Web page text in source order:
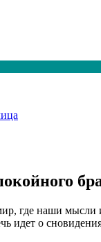
где наши
идет о